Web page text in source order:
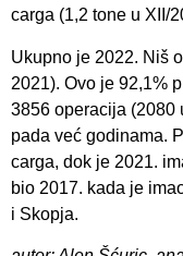
carga (1,2 tone u XII/
Ukupno je 2022. Niš
2021). Ovo je 92,1%
3856 operacija (2080
pada već godinama.
carga, dok je 2021.
bio 2017. kada je
i Skopja.